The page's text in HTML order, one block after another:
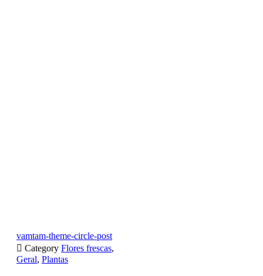
vamtam-theme-circle-post
 Category Flores frescas,
Geral, Plantas